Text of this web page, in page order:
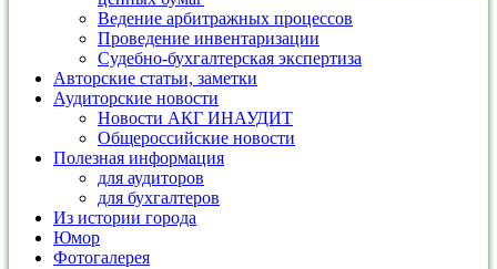
Ведение арбитражных процессов
Проведение инвентаризации
Судебно-бухгалтерская экспертиза
Авторские статьи, заметки
Аудиторские новости
Новости АКГ ИНАУДИТ
Общероссийские новости
Полезная информация
для аудиторов
для бухгалтеров
Из истории города
Юмор
Фотогалерея